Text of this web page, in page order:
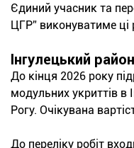
Єдиний учасник та
ЦГР” виконуватиме ці
Інгулецький район
До кінця 2026 року
модульних укриттів в
Рогу. Очікувана
До переліку робіт